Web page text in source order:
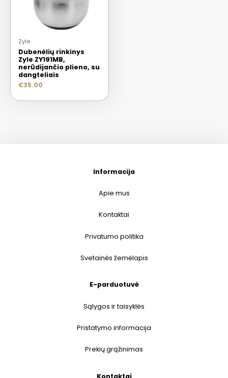
Zyle
Dubenėlių rinkinys
Zyle ZY191MB,
nerūdijančio plieno, su
dangteliais
€35.00
Informacija
Apie mus
Kontaktai
Privatumo politika
Svetainės žemėlapis
E-parduotuvė
Sąlygos ir taisyklės
Pristatymo informacija
Prekių grąžinimas
Kontaktai